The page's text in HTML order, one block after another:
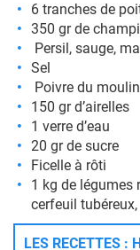
6 tranches de
350 gr de
Persil, sauge,
Sel
Poivre du moulin
150 gr d’airelles
1 verre d’eau
20 gr de sucre
Ficelle à rôti
1 kg de légumes
cerfeuil
LES RECETTES :